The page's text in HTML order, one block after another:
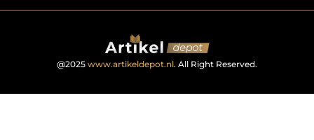
@2025 www.artikeldepot.nl. All Right Reserved.